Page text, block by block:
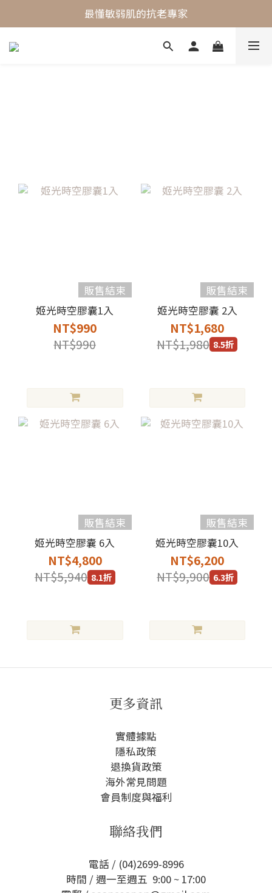
最懂敏弱肌的抗老專家
最懂敏弱肌的抗老專家
穩膚抗老保養首選
販售結束
姬光時空膠囊1入
NT$990
NT$990
販售結束
姬光時空膠囊 2入
NT$1,680
NT$1,980 8.5折
販售結束
姬光時空膠囊 6入
NT$4,800
NT$5,940 8.1折
販售結束
姬光時空膠囊10入
NT$6,200
NT$9,900 6.3折
更多資訊
實體據點
隱私政策
退換貨政策
海外常見問題
會員制度與福利
聯絡我們
電話 / (04)2699-8996
時間 / 週一至週五 9:00 ~ 17:00